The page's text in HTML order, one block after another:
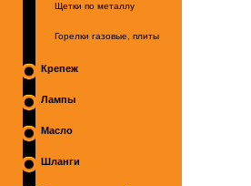
Щетки по металлу
Горелки газовые, плиты
Крепеж
Лампы
Масло
Шланги